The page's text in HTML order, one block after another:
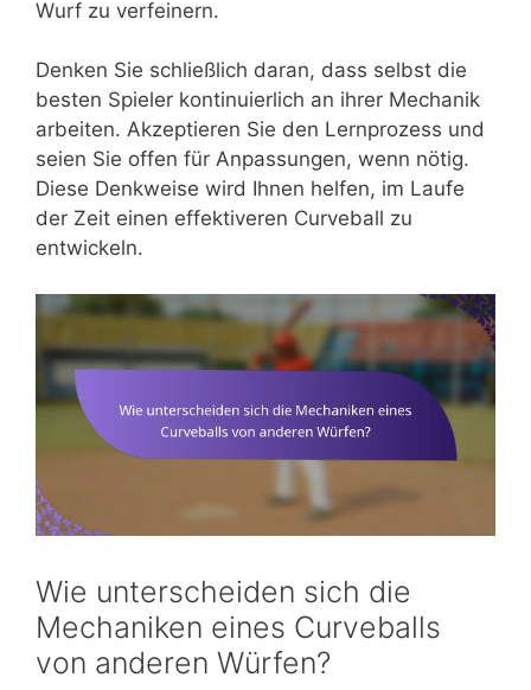
Wurf zu verfeinern.
Denken Sie schließlich daran, dass selbst die
besten Spieler kontinuierlich an ihrer Mechanik
arbeiten. Akzeptieren Sie den Lernprozess und
seien Sie offen für Anpassungen, wenn nötig.
Diese Denkweise wird Ihnen helfen, im Laufe
der Zeit einen effektiveren Curveball zu
entwickeln.
Wie unterscheiden sich die
Mechaniken eines Curveballs
von anderen Würfen?